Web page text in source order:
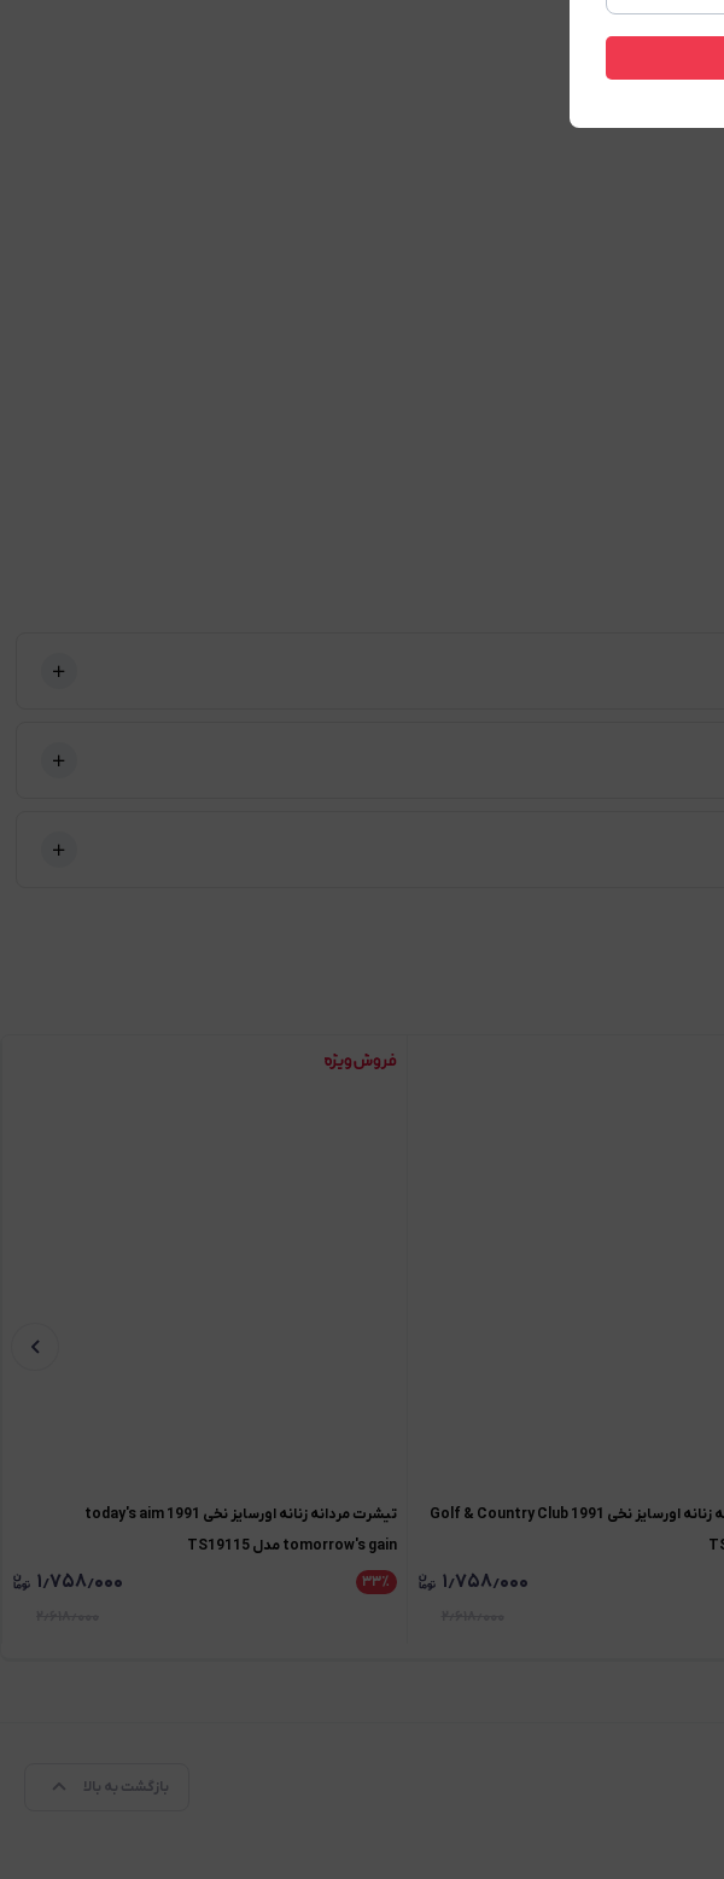
تیشرت مردانه زنانه اورسایز نخی 1991 Golf & Country Club
۱٫۷۵۸٫۰۰۰
تیشرت مردانه زنانه اورسایز نخی 1991 today's aim
tomorrow's gain مدل TS19115
۳۳٪ ۱٫۷۵۸٫۰۰۰
بازگشت به بالا